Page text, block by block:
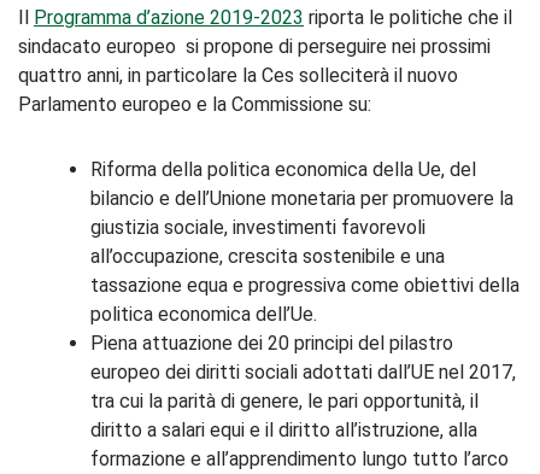
Il Programma d’azione 2019-2023 riporta le politiche che il
sindacato europeo si propone di perseguire nei prossimi
quattro anni, in particolare la Ces solleciterà il nuovo
Parlamento europeo e la Commissione su:
Riforma della politica economica della Ue, del
bilancio e dell’Unione monetaria per promuovere la
giustizia sociale, investimenti favorevoli
all’occupazione, crescita sostenibile e una
tassazione equa e progressiva come obiettivi della
politica economica dell’Ue.
Piena attuazione dei 20 principi del pilastro
europeo dei diritti sociali adottati dall’UE nel 2017,
tra cui la parità di genere, le pari opportunità, il
diritto a salari equi e il diritto all’istruzione, alla
formazione e all’apprendimento lungo tutto l’arco